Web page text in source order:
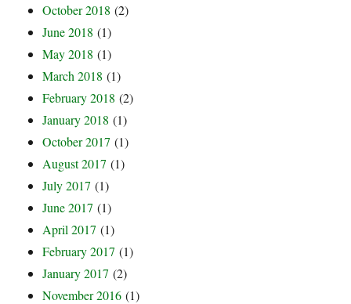
October 2018 (2)
June 2018 (1)
May 2018 (1)
March 2018 (1)
February 2018 (2)
January 2018 (1)
October 2017 (1)
August 2017 (1)
July 2017 (1)
June 2017 (1)
April 2017 (1)
February 2017 (1)
January 2017 (2)
November 2016 (1)